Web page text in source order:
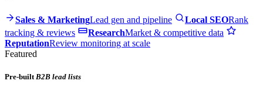
Sales & MarketingLead gen and pipeline Local SEORank
tracking & reviews
ResearchMarket & competitive data
ReputationReview monitoring at scale
Featured
Pre-builtB2B lead lists